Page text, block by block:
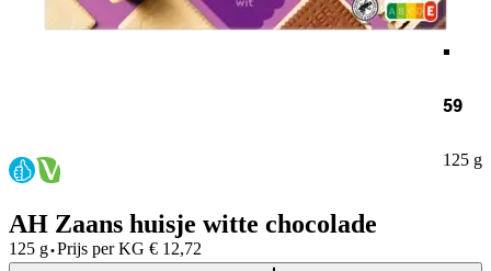
.
59
125 g
AH Zaans huisje witte chocolade
125 g·Prijs per KG € 12,72